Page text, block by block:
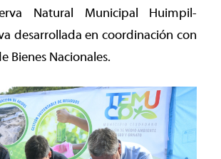
Natural Municipal Huimpil-
desarrollada en coordinación con
Bienes Nacionales.